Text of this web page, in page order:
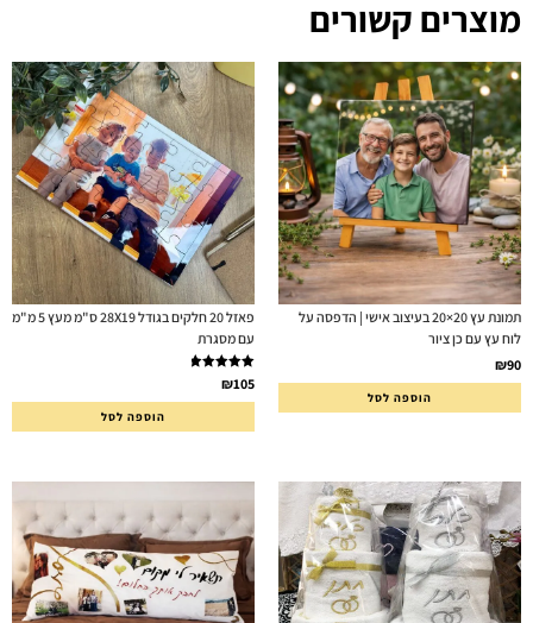
מוצרים קשורים
תמונת עץ 20×20 בעיצוב אישי | הדפסה על
לוח עץ עם כן ציור
₪90
הוספה לסל
פאזל 20 חלקים בגודל 28X19 ס"מ מעץ 5 מ"מ
עם מסגרת
דורג5.00
₪105
הוספה לסל